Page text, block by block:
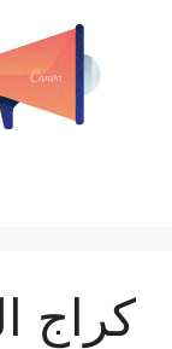
كراج